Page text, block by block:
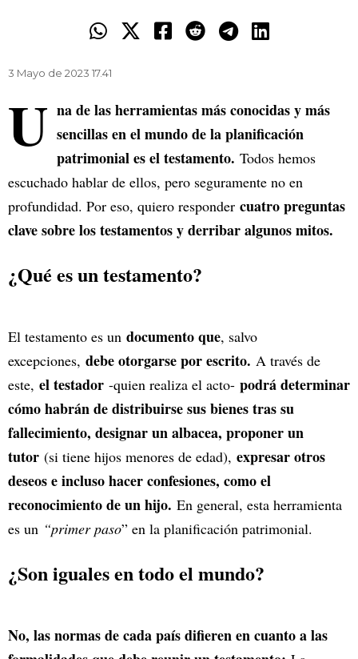
3 Mayo de 2023 17.41
U na de las herramientas más conocidas y más
sencillas en el mundo de la planificación
patrimonial es el testamento. Todos hemos
escuchado hablar de ellos, pero seguramente no en
profundidad. Por eso, quiero responder cuatro preguntas
clave sobre los testamentos y derribar algunos mitos.
¿Qué es un testamento?
El testamento es un documento que, salvo
excepciones, debe otorgarse por escrito. A través de
este, el testador -quien realiza el acto- podrá determinar
cómo habrán de distribuirse sus bienes tras su
fallecimiento, designar un albacea, proponer un
tutor (si tiene hijos menores de edad), expresar otros
deseos e incluso hacer confesiones, como el
reconocimiento de un hijo. En general, esta herramienta
es un “primer paso” en la planificación patrimonial.
¿Son iguales en todo el mundo?
No, las normas de cada país difieren en cuanto a las